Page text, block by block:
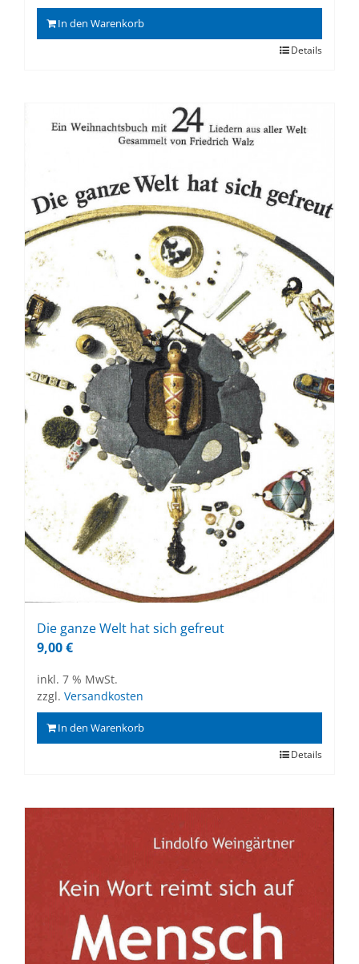
In den Warenkorb
Details
Die gan­ze Welt hat sich ge­freut
9,00€
inkl. 7 % MwSt.
zzgl. Versandkosten
In den Warenkorb
Details